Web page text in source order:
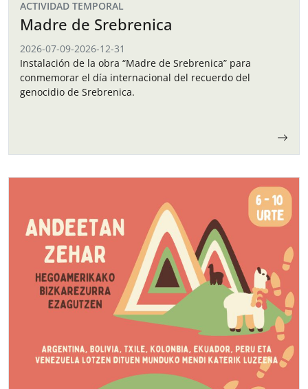
ACTIVIDAD TEMPORAL
Madre de Srebrenica
2026-07-09-2026-12-31
Instalación de la obra “Madre de Srebrenica” para
conmemorar el día internacional del recuerdo del
genocidio de Srebrenica.